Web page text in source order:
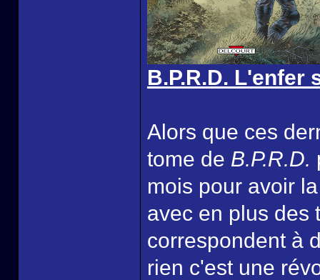
B.P.R.D. L'enfer
Alors que ces
tome de B.P.R.D.
mois pour avoir
avec en plus des
correspondent à
rien c'est une